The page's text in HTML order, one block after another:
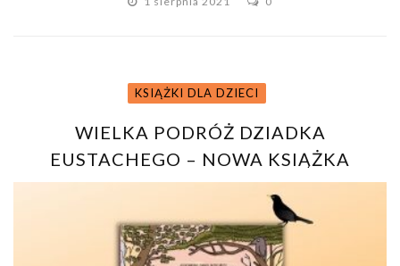
KSIĄŻKI DLA DZIECI
WIELKA PODRÓŻ DZIADKA
EUSTACHEGO – NOWA KSIĄŻKA
MIZIELIŃSKICH